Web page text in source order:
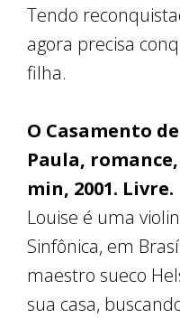
Tendo
agora precisa
filha.
O Casamento
Paula,
min, 2001. Livre.
Louise é uma
Sinfônica, em
maestro sueco
sua casa,